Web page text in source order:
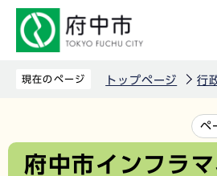
先
現在のページ トップページ 行
文
ペ
府中市インフラ